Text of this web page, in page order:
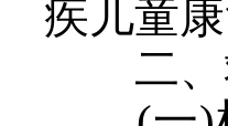
疾儿童
二、